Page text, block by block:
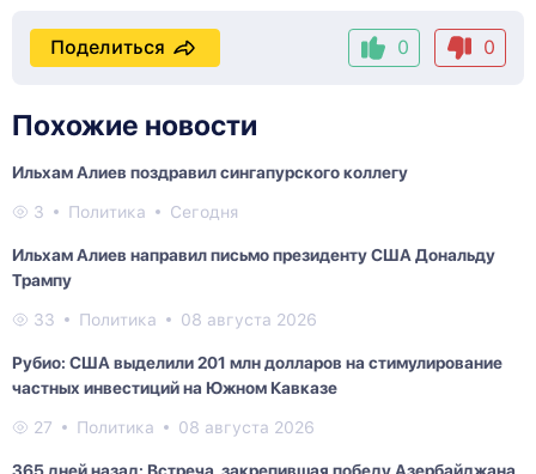
0 0
Поделиться
Похожие новости
Ильхам Алиев поздравил сингапурского коллегу
3 Политика Сегодня
Ильхам Алиев направил письмо президенту США Дональду
Трампу
33 Политика 08 августа 2026
Рубио: США выделили 201 млн долларов на стимулирование
частных инвестиций на Южном Кавказе
27 Политика 08 августа 2026